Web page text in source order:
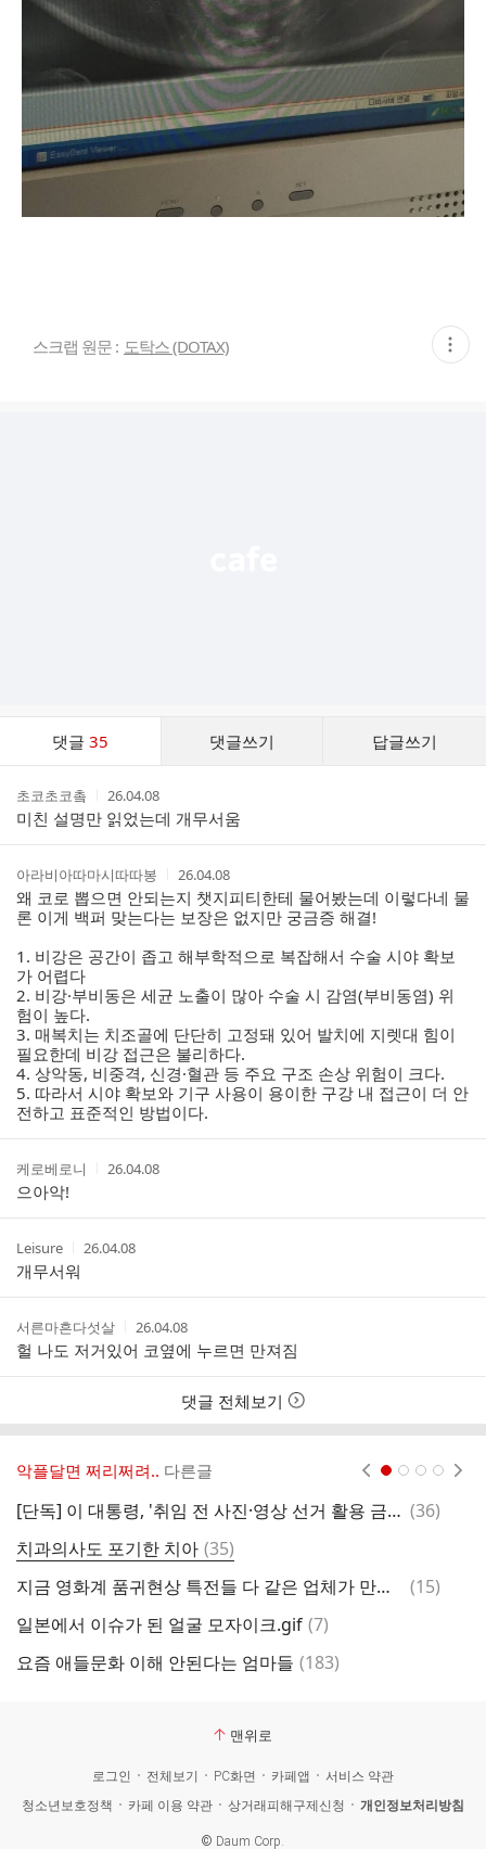
스크랩 원문 : 도탁스 (DOTAX) 현
재
댓글35 댓글쓰기 답글쓰기
스
작
성
자
초코초코촠
작
성
시
간
26.04.08
미친 설명만 읽었는데 개무서움
작
성
자
아라비아따마시따따봉
작
성
시
간
26.04.08
왜 코로 뽑으면 안되는지 챗지피티한테 물어봤는데 이렇다네 물
론 이게 백퍼 맞는다는 보장은 없지만 궁금증 해결!
1. 비강은 공간이 좁고 해부학적으로 복잡해서 수술 시야 확보
가 어렵다
2. 비강·부비동은 세균 노출이 많아 수술 시 감염(부비동염) 위
험이 높다.
3. 매복치는 치조골에 단단히 고정돼 있어 발치에 지렛대 힘이
필요한데 비강 접근은 불리하다.
4. 상악동, 비중격, 신경·혈관 등 주요 구조 손상 위험이 크다.
5. 따라서 시야 확보와 기구 사용이 용이한 구강 내 접근이 더 안
전하고 표준적인 방법이다.
작
성
자
케로베로니
작
간
26.04.08
으아악!
작
성
자
Leisure
작
간
26.04.08
개무서워
작
성
자
서른마흔다섯살
작
성
시
간
26.04.08
헐 나도 저거있어 코옆에 누르면 만져짐
댓글 전체보기
악플달면 쩌리쩌려.. 다른글
[단독] 이 대통령, '취임 전 사진·영상 선거 활용 금지' 與 지침에 내부 감찰 지시 댓
(36)
치과의사도 포기한 치아 댓
글
(35)
지금 영화계 품귀현상 특전들 다 같은 업체가 만든거 실화야?
댓
(15)
일본에서 이슈가 된 얼굴 모자이크.gif 댓
(7)
요즘 애들문화 이해 안된다는 엄마들 댓
(183)
맨위로
로그인 전체보기 PC화면 카페앱
서비스 약관
청소년보호정책
카페 이용 약관 상거래피해구제신청 개인정보처리방침
© Daum Corp.